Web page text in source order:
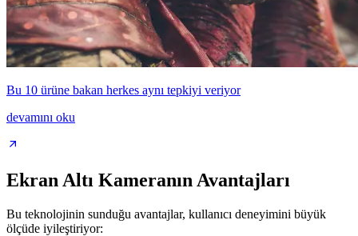
Bu 10 ürüne bakan herkes aynı tepkiyi veriyor
devamını oku
Ekran Altı Kameranın Avantajları
Bu teknolojinin sunduğu avantajlar, kullanıcı deneyimini büyük
ölçüde iyileştiriyor: